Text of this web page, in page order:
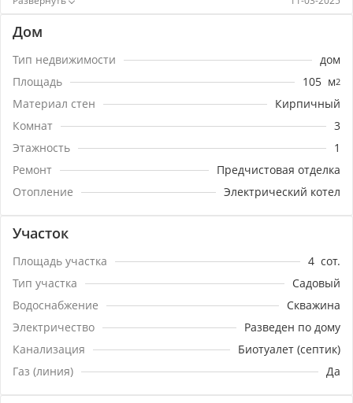
Дом
Тип недвижимости
дом
Площадь
105 м2
Материал стен
Кирпичный
Комнат
3
Этажность
1
Ремонт
Предчистовая отделка
Отопление
Электрический котел
Участок
Площадь участка 4 сот.
Тип участка
Садовый
Водоснабжение
Скважина
Электричество
Разведен по дому
Канализация
Биотуалет (септик)
Газ (линия)
Да